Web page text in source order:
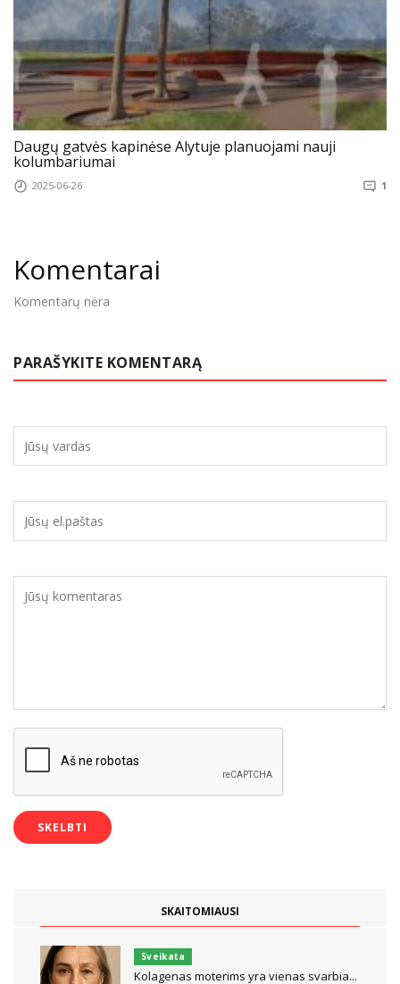
Daugų gatvės kapinėse Alytuje planuojami nauji
kolumbariumai
2025-06-26 1
Komentarai
Komentarų nėra
PARAŠYKITE KOMENTARĄ
SKAITOMIAUSI
Sveikata
Kolagenas moterims yra vienas svarbia...